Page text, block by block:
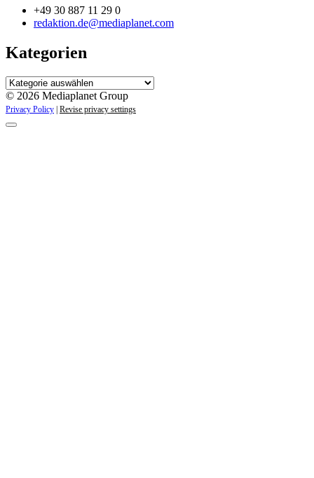
+49 30 887 11 29 0
redaktion.de@mediaplanet.com
Kategorien
Kategorien
© 2026 Mediaplanet Group
Privacy Policy Revise privacy settings